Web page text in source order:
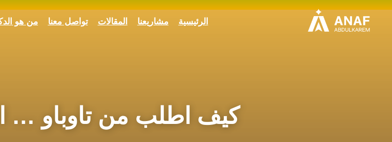
الرئيسية مشاريعنا المقالات تواصل معنا من هو
كيف اطلب من تاوباو …